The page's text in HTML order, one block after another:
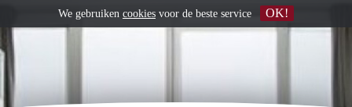
We gebruiken cookies voor de beste service OK!